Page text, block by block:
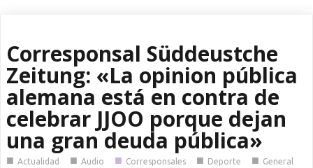
Corresponsal Süddeustche
Zeitung: «La opinion pública
alemana está en contra de
celebrar JJOO porque dejan
una gran deuda pública»
■ Actualidad ■ Audio ■ Corresponsales ■ Deporte ■ General